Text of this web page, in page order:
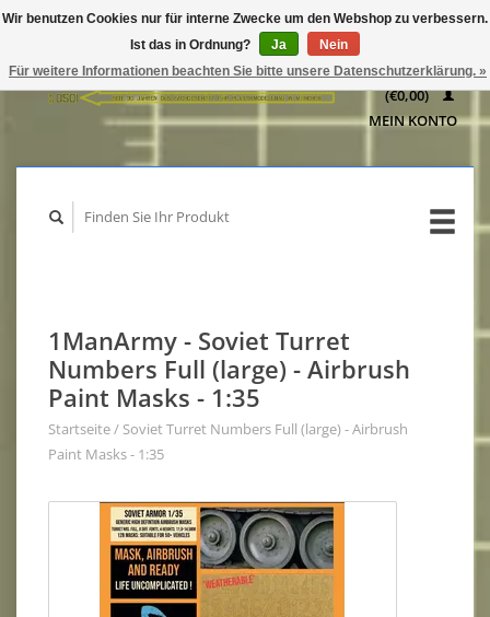
WARENKORB
(€0,00)
MEIN KONTO
1ManArmy - Soviet Turret
Numbers Full (large) - Airbrush
Paint Masks - 1:35
Startseite/ Soviet Turret Numbers Full (large) - Airbrush
Paint Masks - 1:35
Wir benutzen Cookies nur für interne Zwecke um den Webshop zu verbessern.
Ist das in Ordnung?
Ja
Nein
Für weitere Informationen beachten Sie bitte unsere Datenschutzerklärung. »